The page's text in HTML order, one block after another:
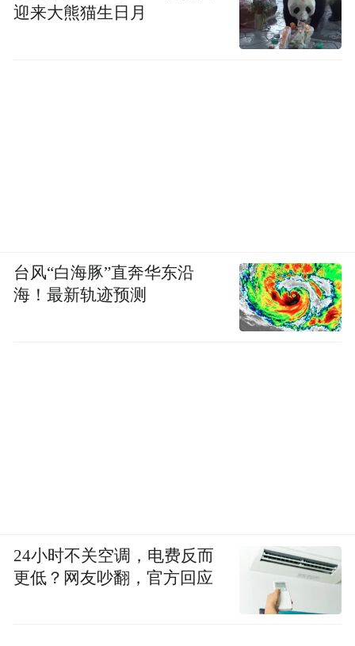
迎来大熊猫生日月
台风“白海豚”直奔华东沿
海！最新轨迹预测
24小时不关空调，电费反而
更低？网友吵翻，官方回应